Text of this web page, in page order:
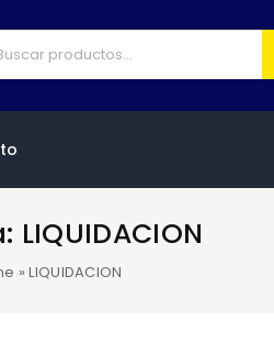
LIQUIDACION
»LIQUIDACION